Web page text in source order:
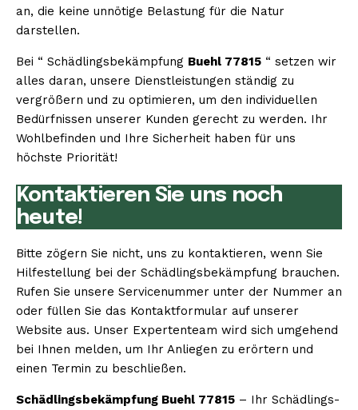
an, die keine unnötige Belastung für die Natur
darstellen.
Bei “ Schädlingsbekämpfung Buehl 77815 “ setzen wir
alles daran, unsere Dienstleistungen ständig zu
vergrößern und zu optimieren, um den individuellen
Bedürfnissen unserer Kunden gerecht zu werden. Ihr
Wohlbefinden und Ihre Sicherheit haben für uns
höchste Priorität!
Kontaktieren Sie uns noch
heute!
Bitte zögern Sie nicht, uns zu kontaktieren, wenn Sie
Hilfestellung bei der Schädlingsbekämpfung brauchen.
Rufen Sie unsere Servicenummer unter der Nummer an
oder füllen Sie das Kontaktformular auf unserer
Website aus. Unser Expertenteam wird sich umgehend
bei Ihnen melden, um Ihr Anliegen zu erörtern und
einen Termin zu beschließen.
Schädlingsbekämpfung Buehl 77815 – Ihr Schädlings-